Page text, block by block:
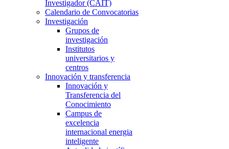
Investigador (CAIT)
Calendario de Convocatorias
Investigación
Grupos de
investigación
Institutos
universitarios y
centros
Innovación y transferencia
Innovación y
Transferencia del
Conocimiento
Campus de
excelencia
internacional energia
inteligente